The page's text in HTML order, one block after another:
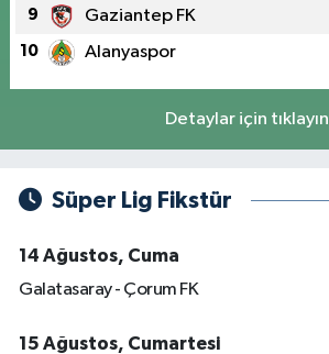
9 Gaziantep FK
10 Alanyaspor
Detaylar için tıklayın
Süper Lig Fikstür
14 Ağustos, Cuma
Galatasaray - Çorum FK
15 Ağustos, Cumartesi